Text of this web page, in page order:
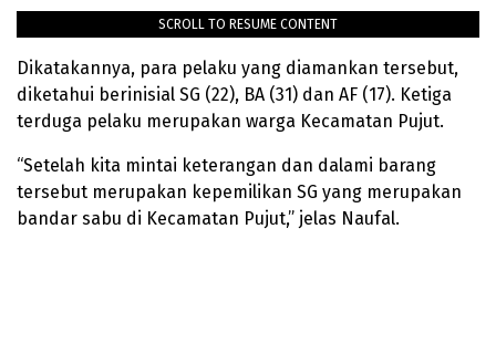
SCROLL TO RESUME CONTENT
Dikatakannya, para pelaku yang diamankan tersebut,
diketahui berinisial SG (22), BA (31) dan AF (17). Ketiga
terduga pelaku merupakan warga Kecamatan Pujut.
“Setelah kita mintai keterangan dan dalami barang
tersebut merupakan kepemilikan SG yang merupakan
bandar sabu di Kecamatan Pujut,” jelas Naufal.